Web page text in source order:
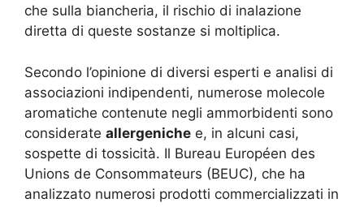
che sulla biancheria, il rischio di inalazione
diretta di queste sostanze si moltiplica.
Secondo l’opinione di diversi esperti e analisi di
associazioni indipendenti, numerose molecole
aromatiche contenute negli ammorbidenti sono
considerate allergeniche e, in alcuni casi,
sospette di tossicità. Il Bureau Européen des
Unions de Consommateurs (BEUC), che ha
analizzato numerosi prodotti commercializzati in